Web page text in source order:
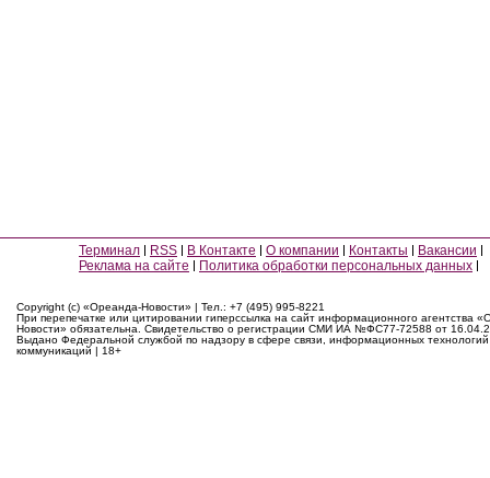
Терминал RSS В Контакте О компании Контакты
Вакансии
Реклама на сайте
Политика обработки персональных данных
Copyright (c) «Ореанда-Новости» | Тел.: +7 (495) 995-8221
При перепечатке или цитировании гиперссылка на сайт информационного агентства
Новости» обязательна. Свидетельство о регистрации СМИ ИА №ФС77-72588 от
Выдано Федеральной службой по надзору в сфере связи, информационных
коммуникаций | 18+